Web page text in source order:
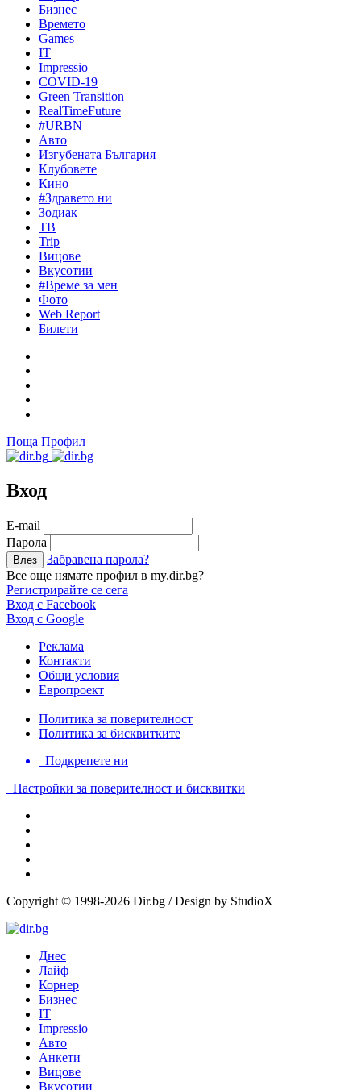
Бизнес
Времето
Games
IT
Impressio
COVID-19
Green Transition
RealTimeFuture
#URBN
Авто
Изгубената България
Клубовете
Кино
#Здравето ни
Зодиак
ТВ
Trip
Вицове
Вкусотии
#Време за мен
Фото
Web Report
Билети
Поща Профил
Вход
Е-mail
Парола
Забравена парола?
Все още нямате профил в my.dir.bg?
Регистрирайте се сега
Вход с Facebook
Вход с Google
Реклама
Контакти
Общи условия
Европроект
Политика за поверителност
Политика за бисквитките
Подкрепете ни
Настройки за поверителност и бисквитки
Copyright © 1998-2026 Dir.bg / Design by StudioX
Днес
Лайф
Корнер
Бизнес
IT
Impressio
Авто
Анкети
Вицове
Вкусотии